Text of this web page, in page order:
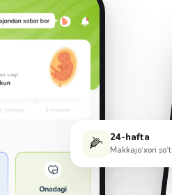
🌽 24-hafta
Makkajo‘xori